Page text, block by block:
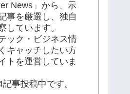
News」から、示
事を厳選し、独自
しています。
ック・ビジネス情
キャッチしたい方
トを運営していま
事投稿中です。